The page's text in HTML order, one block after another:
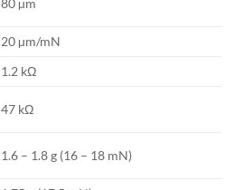
80 µm
20 µm/mN
1.2 kΩ
47 kΩ
1.6 – 1.8 g (16 – 18 mN)